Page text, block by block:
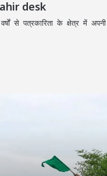
desk
से पत्रकारिता के क्षेत्र में